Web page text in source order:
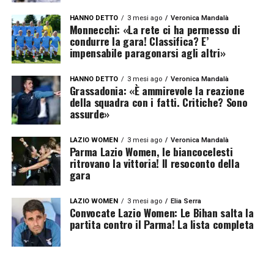
HANNO DETTO 3 mesi ago Veronica Mandalà
Monnecchi: «La rete ci ha permesso di
condurre la gara! Classifica? E’
impensabile paragonarsi agli altri»
HANNO DETTO 3 mesi ago Veronica Mandalà
Grassadonia: «È ammirevole la reazione
della squadra con i fatti. Critiche? Sono
assurde»
LAZIO WOMEN 3 mesi ago Veronica Mandalà
Parma Lazio Women, le biancocelesti
ritrovano la vittoria! Il resoconto della
gara
LAZIO WOMEN 3 mesi ago Elia Serra
Convocate Lazio Women: Le Bihan salta la
partita contro il Parma! La lista completa